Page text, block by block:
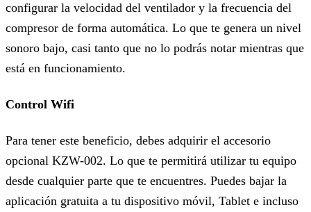
configurar la velocidad del ventilador y la frecuencia del
compresor de forma automática. Lo que te genera un nivel
sonoro bajo, casi tanto que no lo podrás notar mientras que
está en funcionamiento.
Control Wifi
Para tener este beneficio, debes adquirir el accesorio
opcional KZW-002. Lo que te permitirá utilizar tu equipo
desde cualquier parte que te encuentres. Puedes bajar la
aplicación gratuita a tu dispositivo móvil, Tablet e incluso